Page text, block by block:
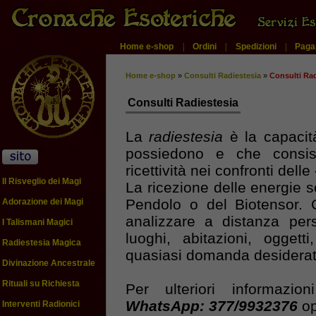
Home e-shop | Ordini | Spedizioni |
Il Risveglio dei Magi
Adorazione dei Magi
I Talismani Magici
Radiestesia Magica
Divinazione Ancestrale
Rituali su Richiesta
Interventi Radionici
Home e-shop » Consulti Radiestesia » Consulti
Consulti Radiestesia
Laradiestesia è la
possiedono e che
ricettività nei confronti delle
La ricezione delle energie
Pendolo o del Biotensor.
analizzare a distanza
luoghi, abitazioni,
quasiasi domanda
Per ulteriori
WhatsApp: 377/9932376